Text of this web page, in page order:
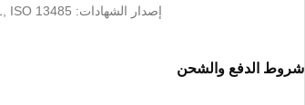
إصدار الشهادات: CE, FDA, ROHS, UKCA, KC, FCC, ISO 9001, ISO 13485
شروط الدفع والشحن